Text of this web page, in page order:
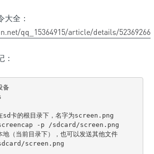
大全：
qq_15364915/article/details/52369266
：
备
sd卡的根目录下，名字为screen.png
-p /sdcard/screen.png
（当前目录下），也可以发送其他文件
screen.png